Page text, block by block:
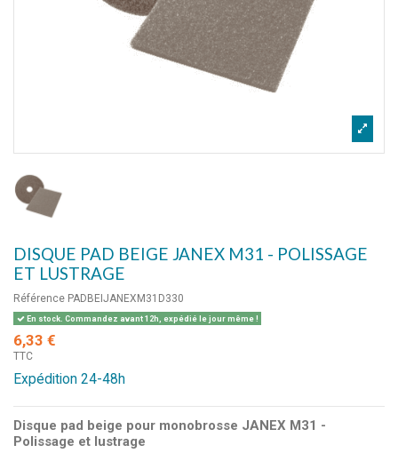
DISQUE PAD BEIGE JANEX M31 - POLISSAGE
ET LUSTRAGE
Référence PADBEIJANEXM31D330
En stock. Commandez avant 12h, expédié le jour même !
6,33 €
TTC
Expédition 24-48h
Disque pad beige pour monobrosse JANEX M31 -
Polissage et lustrage